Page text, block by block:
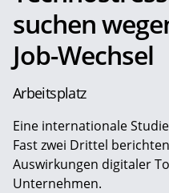
suchen
Job-Wechsel
Arbeitsplatz
Eine internationale
Fast zwei Drittel
Auswirkungen digitaler
Unternehmen.